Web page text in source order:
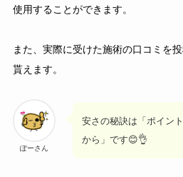
使用することができます。
また、実際に受けた施術の口コミを
貰えます。
ぽーさん
安さの秘訣は「ポイン
から」です😊👌